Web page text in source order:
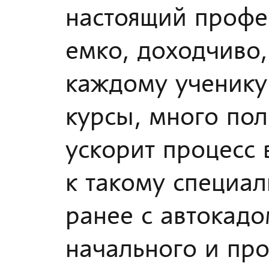
настоящий
емко,
каждому
курсы, много
ускорит
к такому
ранее с
начального и